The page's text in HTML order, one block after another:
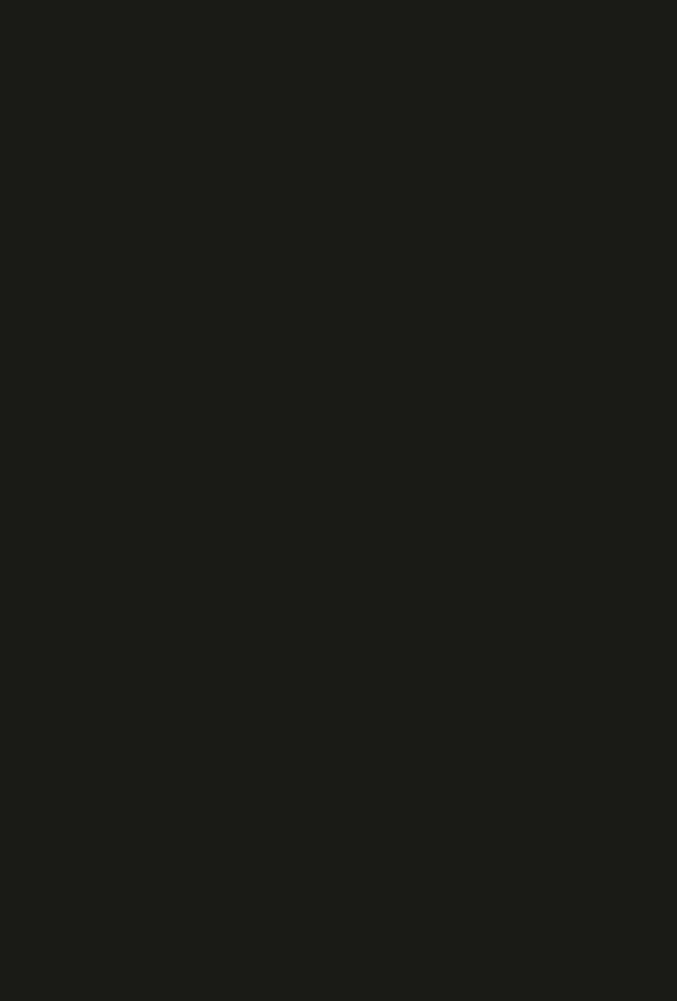
Gama é mais provável de receber Botafogo x
na parte da tarde e o time de Chamusca, às
possibilidades.
horas.
do jornalista Thiago Franklin
ouviu para expulsar Marçal em Botafogo x Fluminense